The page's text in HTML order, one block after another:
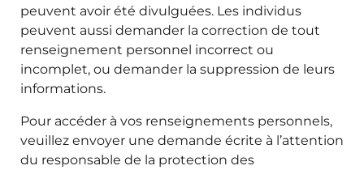
peuvent avoir été divulguées. Les individus
peuvent aussi demander la correction de tout
renseignement personnel incorrect ou
incomplet, ou demander la suppression de leurs
informations.
Pour accéder à vos renseignements personnels,
veuillez envoyer une demande écrite à l’attention
du responsable de la protection des